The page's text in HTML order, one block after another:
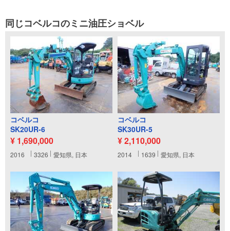
同じコベルコのミニ油圧ショベル
コベルコ
SK20UR-6
¥ 1,690,000
2016 3326 愛知県, 日本
コベルコ
SK30UR-5
¥ 2,110,000
2014 1639 愛知県, 日本